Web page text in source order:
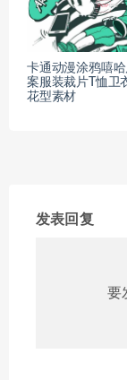
卡通动漫涂鸦嘻哈
案服装裁片T恤卫
花型素材
发表回复
要